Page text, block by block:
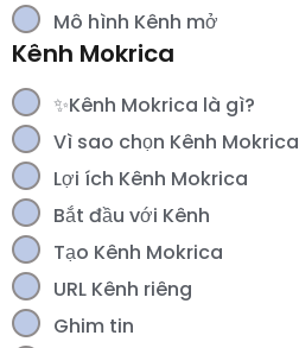
Mô hình Kênh mở
Kênh Mokrica
✨Kênh Mokrica là gì?
Vì sao chọn Kênh Mokrica
Lợi ích Kênh Mokrica
Bắt đầu với Kênh
Tạo Kênh Mokrica
URL Kênh riêng
Ghim tin